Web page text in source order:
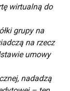
wirtualną do
grupy na
na rzecz
umowy
nadadzą